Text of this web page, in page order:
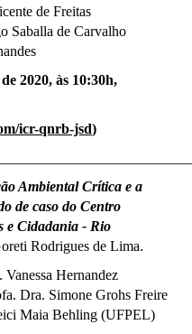
de Freitas
Saballa de Carvalho
2020, às 10:30h,
icr-qnrb-jsd)
Ambiental Crítica e a
de caso do Centro
e Cidadania - Rio
Rodrigues de Lima.
Vanessa Hernandez
Dra. Simone Grohs Freire
Maia Behling (UFPEL)